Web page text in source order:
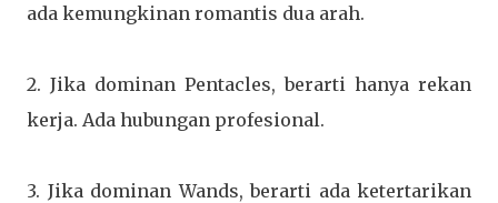
ada kemungkinan romantis dua arah.
2. Jika dominan Pentacles, berarti hanya rekan
kerja. Ada hubungan profesional.
3. Jika dominan Wands, berarti ada ketertarikan